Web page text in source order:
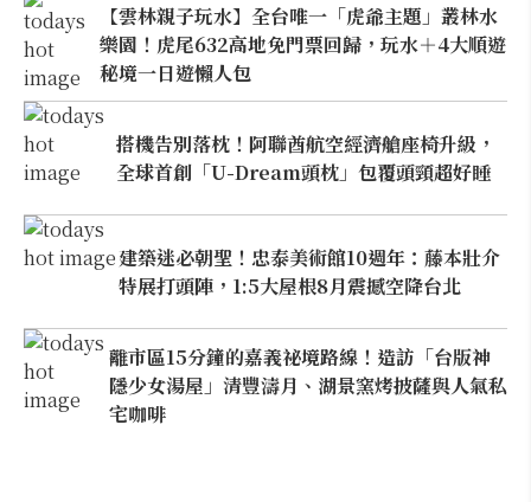
【雲林親子玩水】全台唯一「虎爺主題」叢林水
樂園！虎尾632高地免門票回歸，玩水＋4大順遊
秘境一日遊懶人包
搭機告別落枕！阿聯酋航空經濟艙座椅升級，
全球首創「U-Dream頭枕」包覆頭頸超好睡
建築迷必朝聖！忠泰美術館10週年：藤本壯介
特展打頭陣，1:5大屋根8月震撼空降台北
離市區15分鐘的嘉義祕境路線！造訪「台版神
隱少女湯屋」清豐濤月、湖景窯烤披薩與人氣私
宅咖啡